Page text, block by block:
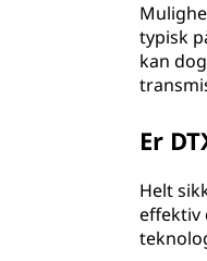
typisk
kan
Er
Helt
effektiv